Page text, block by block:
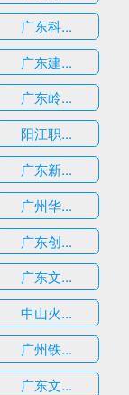
广东科...
广东建...
广东岭...
阳江职...
广东新...
广州华...
广东创...
广东文...
中山火...
广州铁...
广东文...